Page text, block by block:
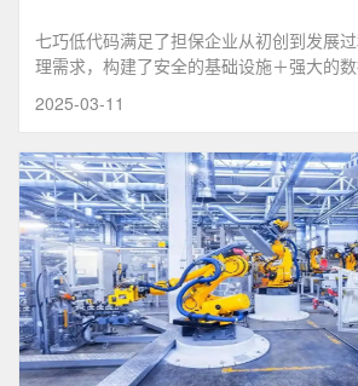
七巧低代码满足了担保企业从初创到发展
理需求，构建了安全的基础设施＋强大的
2025-03-11